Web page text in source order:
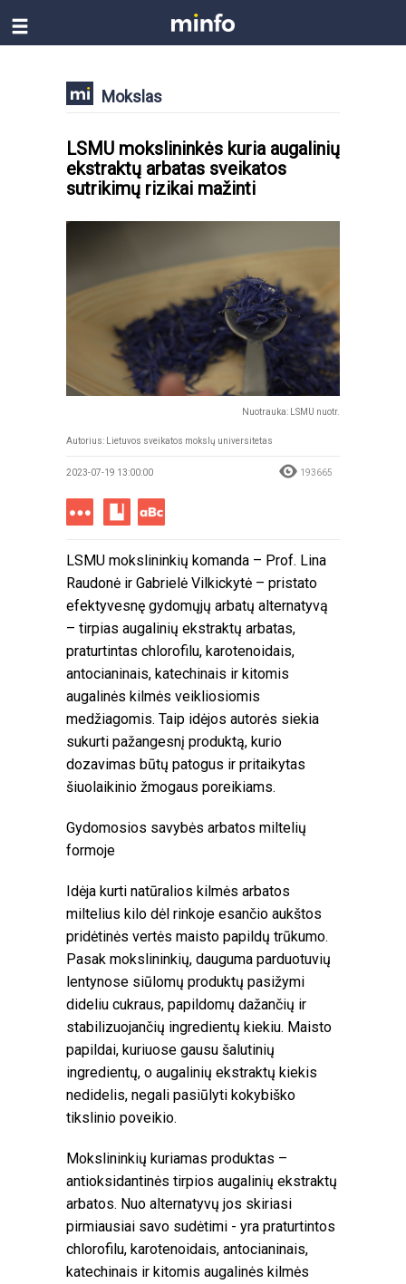
Mokslas
LSMU mokslininkės kuria augalinių
ekstraktų arbatas sveikatos
sutrikimų rizikai mažinti
Nuotrauka: LSMU nuotr.
Autorius: Lietuvos sveikatos mokslų universitetas
2023-07-19 13:00:00 193665
LSMU mokslininkių komanda – Prof. Lina
Raudonė ir Gabrielė Vilkickytė – pristato
efektyvesnę gydomųjų arbatų alternatyvą
– tirpias augalinių ekstraktų arbatas,
praturtintas chlorofilu, karotenoidais,
antocianinais, katechinais ir kitomis
augalinės kilmės veikliosiomis
medžiagomis. Taip idėjos autorės siekia
sukurti pažangesnį produktą, kurio
dozavimas būtų patogus ir pritaikytas
šiuolaikinio žmogaus poreikiams.
Gydomosios savybės arbatos miltelių
formoje
Idėja kurti natūralios kilmės arbatos
miltelius kilo dėl rinkoje esančio aukštos
pridėtinės vertės maisto papildų trūkumo.
Pasak mokslininkių, dauguma parduotuvių
lentynose siūlomų produktų pasižymi
dideliu cukraus, papildomų dažančių ir
stabilizuojančių ingredientų kiekiu. Maisto
papildai, kuriuose gausu šalutinių
ingredientų, o augalinių ekstraktų kiekis
nedidelis, negali pasiūlyti kokybiško
tikslinio poveikio.
Mokslininkių kuriamas produktas –
antioksidantinės tirpios augalinių ekstraktų
arbatos. Nuo alternatyvų jos skiriasi
pirmiausiai savo sudėtimi - yra praturtintos
chlorofilu, karotenoidais, antocianinais,
katechinais ir kitomis augalinės kilmės